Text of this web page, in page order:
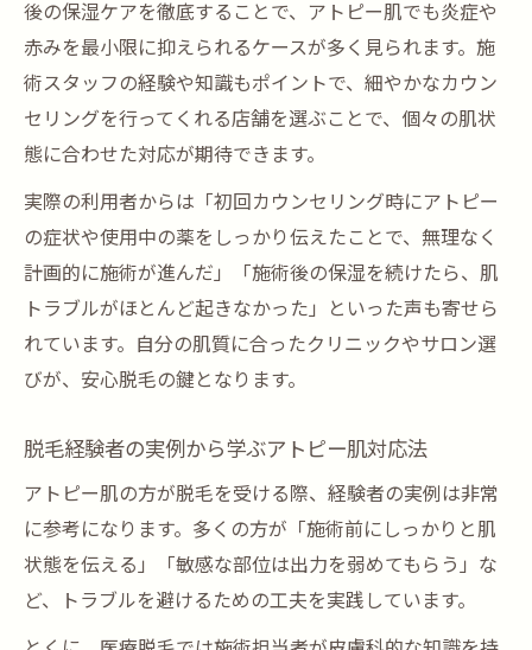
後の保湿ケアを徹底することで、アトピー肌でも炎症や
赤みを最小限に抑えられるケースが多く見られます。施
術スタッフの経験や知識もポイントで、細やかなカウン
セリングを行ってくれる店舗を選ぶことで、個々の肌状
態に合わせた対応が期待できます。
実際の利用者からは「初回カウンセリング時にアトピー
の症状や使用中の薬をしっかり伝えたことで、無理なく
計画的に施術が進んだ」「施術後の保湿を続けたら、肌
トラブルがほとんど起きなかった」といった声も寄せら
れています。自分の肌質に合ったクリニックやサロン選
びが、安心脱毛の鍵となります。
脱毛経験者の実例から学ぶアトピー肌対応法
アトピー肌の方が脱毛を受ける際、経験者の実例は非常
に参考になります。多くの方が「施術前にしっかりと肌
状態を伝える」「敏感な部位は出力を弱めてもらう」な
ど、トラブルを避けるための工夫を実践しています。